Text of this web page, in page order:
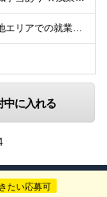
★リモート実績あり★ ★面接地エリアでの就業率92％以上！ 『地元で働きたい』『新天地で挑戦したい』という希望に、業界トップクラス約7,000件の取引事業所数、90,000件以上のプロジェクトから検
中に入れる
たい応募可